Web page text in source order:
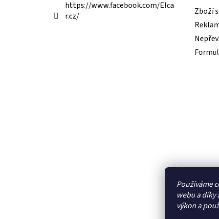
Používáme
webu a díky
výkon a
https://www.facebook.com/Elca
r.cz/
Zboží